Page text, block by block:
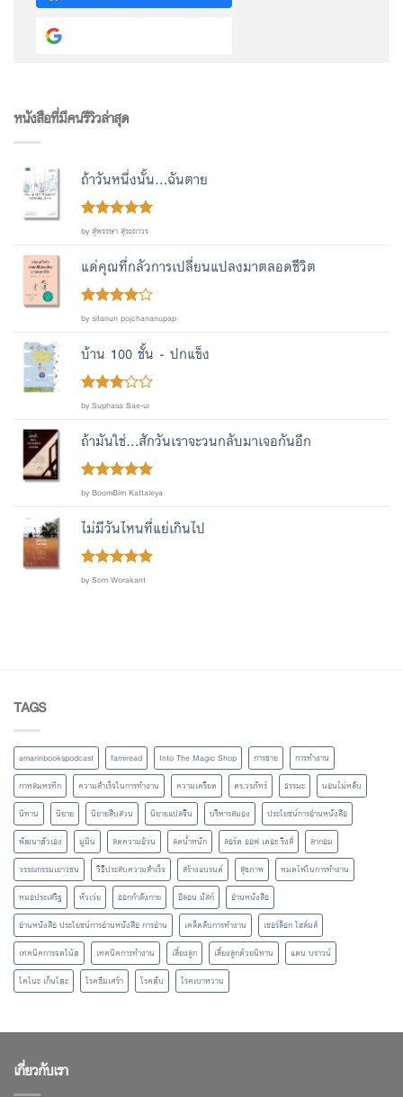
หนังสือที่มีคนรีวิวล่าสุด
ถ้าวันหนึ่งนั้น...ฉันตาย
Rated 5out
by สุพรรษา สุระถาวร
แด่คุณที่กลัวการเปลี่ยนแปลงมาตลอดชีวิต
Rated4
by sitanun pojchananupap
บ้าน 100 ชั้น - ปกแข็ง
Rated
of 5
by Suphasa Sae-ui
ถ้ามันใช่...สักวันเราจะวนกลับมาเจอกันอีก
Rated5out
by BoomBim Kattaleya
ไม่มีวันไหนที่แย่เกินไป
Rated5out
by Som Worakant
TAGS
amarinbookspodcast famiread Into The Magic Shop การขาย
การทำงาน
กาหลมหรทึก
ความสำเร็จในการทำงาน ความเครียด ดร.วรภัทร์ ธรรมะ
นอนไม่หลับ
นิทาน
นิยาย นิยายสืบสวน นิยายแปลจีน บริหารสมอง
ประโยชน์การอ่านหนังสือ
พัฒนาตัวเอง
มูมิน ลดความอ้วน ลดน้ำหนัก ลอร์ด ออฟ เดอะ ริงส์
ลากอม
วรรณกรรมเยาวชน
วิธีประสบความสำเร็จ สร้างแบรนด์ สุขภาพ
หมดไฟในการทำงาน
หมอประเสริฐ
หัวเว่ย ออกกำลังกาย อีลอน มัสก์
อ่านหนังสือ
อ่านหนังสือ ประโยชน์การอ่านหนังสือ การอ่าน
เคล็ดลับการทำงาน
เชอร์ล็อก โฮล์มส์
เทคนิคการจดโน้ต
เทคนิคการทำงาน เลี้ยงลูก เลี้ยงลูกด้วยนิทาน
แดน บราวน์
โคโนะ เก็นโตะ
โรคซึมเศร้า โรคตับ โรคเบาหวาน
เกี่ยวกับเรา